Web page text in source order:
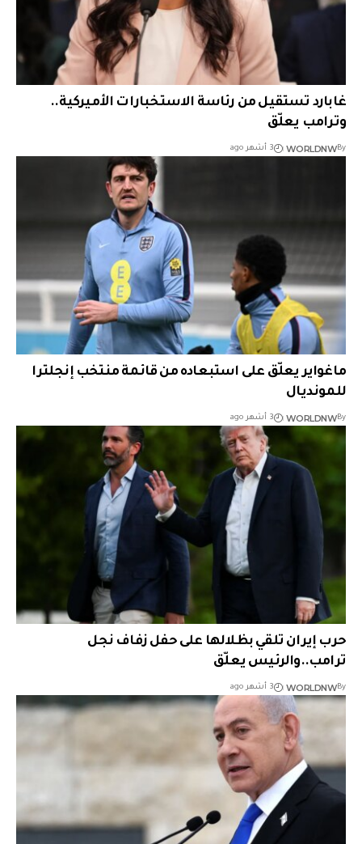
غابارد تستقيل من رئاسة الاستخبارات الأميركية..
وترامب يعلّق
By
WORLDNW 3 أشهر ago
ماغواير يعلّق على استبعاده من قائمة منتخب إنجلترا
للمونديال
By
WORLDNW 3 أشهر ago
حرب إيران تلقي بظلالها على حفل زفاف نجل
ترامب..والرئيس يعلّق
By
WORLDNW 3 أشهر ago